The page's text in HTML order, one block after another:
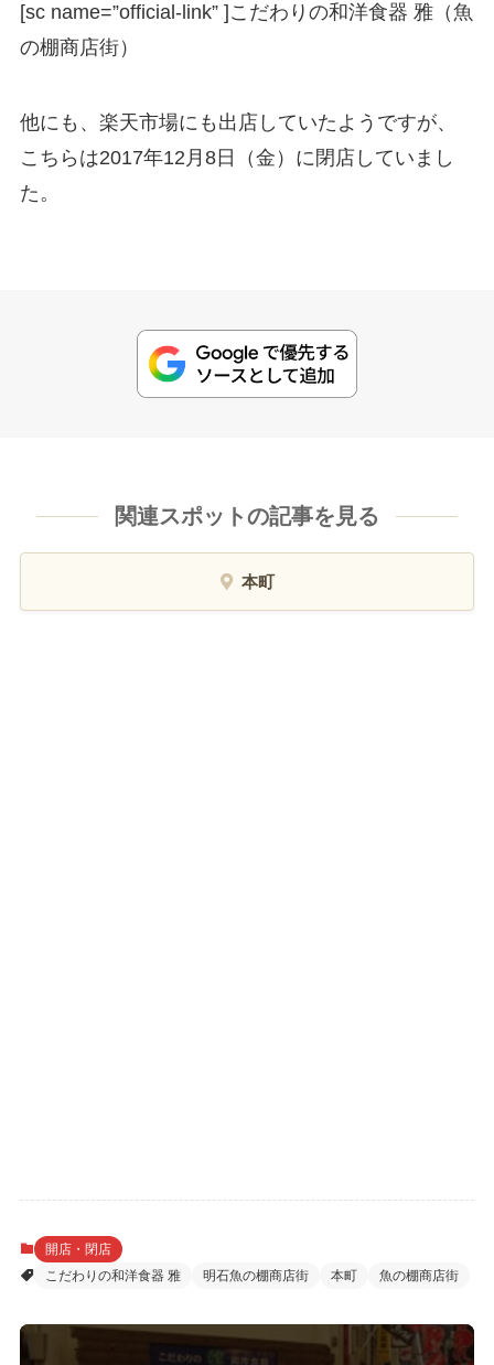
[sc name=”official-link” ] こだわりの和洋食器 雅（魚
の棚商店街）
他にも、 楽天市場にも出店していたようですが、
こちらは2017年12月8日（金）に閉店していまし
た。
関連スポットの記事を見る
本町
開店・閉店
こだわりの和洋食器 雅
明石魚の棚商店街 本町 魚の棚商店街